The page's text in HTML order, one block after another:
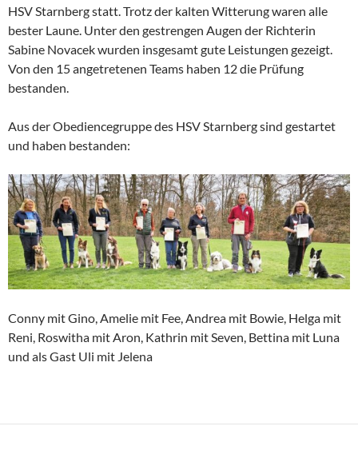
HSV Starnberg statt. Trotz der kalten Witterung waren alle
bester Laune. Unter den gestrengen Augen der Richterin
Sabine Novacek wurden insgesamt gute Leistungen gezeigt.
Von den 15 angetretenen Teams haben 12 die Prüfung
bestanden.
Aus der Obediencegruppe des HSV Starnberg sind gestartet
und haben bestanden:
Conny mit Gino, Amelie mit Fee, Andrea mit Bowie, Helga mit
Reni, Roswitha mit Aron, Kathrin mit Seven, Bettina mit Luna
und als Gast Uli mit Jelena